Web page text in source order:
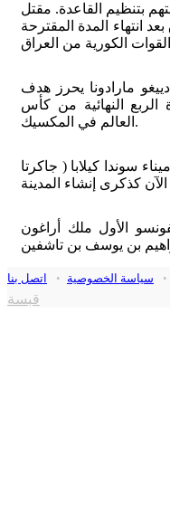
بتنظيم القاعدة. مقتل
انتهاء المدة المقترحة
دييغو مارادونا يحرز هدف
الربع النهائية من كأس
العالم في المكسيك.
سوندا كيلابا ( جاكرتا
الأول ملك أراغون
بن يوسف بن تاشفين
• سياسة الخصوصية • اتصل بنا
قبسة